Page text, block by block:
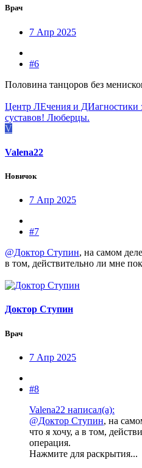
Врач
7 Апр 2025
#6
Половина танцоров без
Центр ЛЕчения и ДИагностики
суставов! Люберцы.
V
Valena22
Новичок
7 Апр 2025
#7
@Доктор Ступин, на самом
в том, действительно ли мне
Доктор Ступин
Врач
7 Апр 2025
#8
Valena22 написал(а):
@Доктор Ступин, на
что я хочу, а в том,
операция.
Нажмите для раскрытия...